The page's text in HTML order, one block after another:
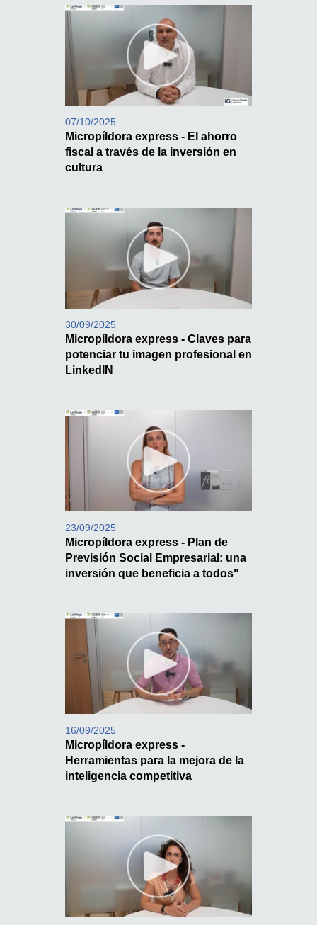
07/10/2025
Micropíldora express - El ahorro
fiscal a través de la inversión en
cultura
30/09/2025
Micropíldora express - Claves para
potenciar tu imagen profesional en
LinkedIN
23/09/2025
Micropíldora express - Plan de
Previsión Social Empresarial: una
inversión que beneficia a todos"
16/09/2025
Micropíldora express -
Herramientas para la mejora de la
inteligencia competitiva